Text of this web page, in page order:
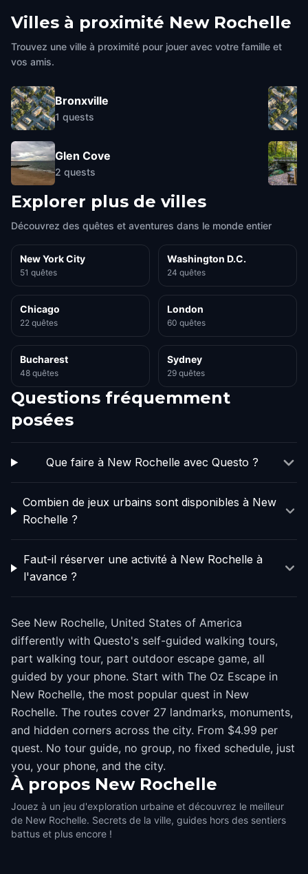
Villes à proximité New Rochelle
Trouvez une ville à proximité pour jouer avec votre famille et
vos amis.
Bronxville
1 quests
Glen Cove
2 quests
Explorer plus de villes
Découvrez des quêtes et aventures dans le monde entier
New York City
51 quêtes
Washington D.C.
24 quêtes
Chicago
22 quêtes
London
60 quêtes
Bucharest
48 quêtes
Sydney
29 quêtes
Questions fréquemment
posées
Que faire à New Rochelle avec Questo ?
Combien de jeux urbains sont disponibles à New
Rochelle ?
Faut-il réserver une activité à New Rochelle à
l'avance ?
See New Rochelle, United States of America
differently with Questo's self-guided walking tours,
part walking tour, part outdoor escape game, all
guided by your phone. Start with The Oz Escape in
New Rochelle, the most popular quest in New
Rochelle. The routes cover 27 landmarks, monuments,
and hidden corners across the city. From $4.99 per
quest. No tour guide, no group, no fixed schedule, just
you, your phone, and the city.
À propos New Rochelle
Jouez à un jeu d'exploration urbaine et découvrez le meilleur
de New Rochelle. Secrets de la ville, guides hors des sentiers
battus et plus encore !